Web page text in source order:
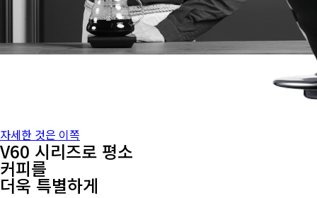
자세한 것은 이쪽
V60 시리즈로 평소
커피를
더욱 특별하게